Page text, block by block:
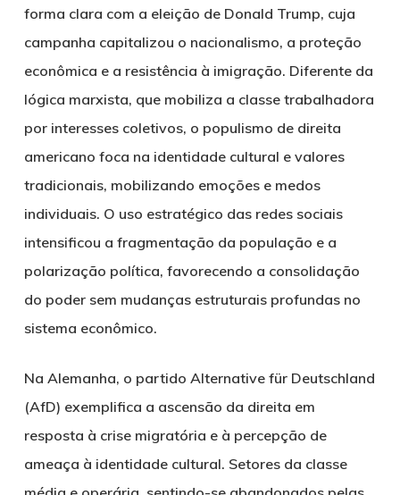
forma clara com a eleição de Donald Trump, cuja
campanha capitalizou o nacionalismo, a proteção
econômica e a resistência à imigração. Diferente da
lógica marxista, que mobiliza a classe trabalhadora
por interesses coletivos, o populismo de direita
americano foca na identidade cultural e valores
tradicionais, mobilizando emoções e medos
individuais. O uso estratégico das redes sociais
intensificou a fragmentação da população e a
polarização política, favorecendo a consolidação
do poder sem mudanças estruturais profundas no
sistema econômico.
Na Alemanha, o partido Alternative für Deutschland
(AfD) exemplifica a ascensão da direita em
resposta à crise migratória e à percepção de
ameaça à identidade cultural. Setores da classe